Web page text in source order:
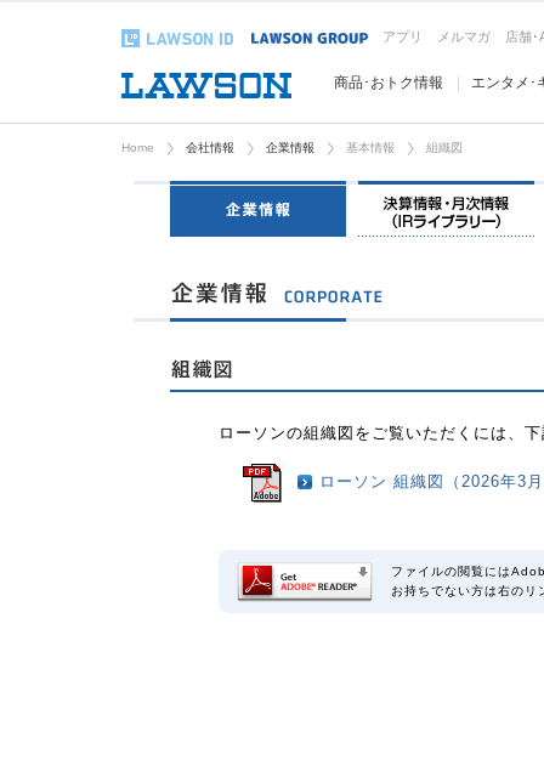
アプリ メルマガ 店舗･
商品･おトク情報 エンタメ･
Home 会社情報 企業情報 基本情報 組織図
企業情報
ローソンの組織図をご覧いただくには、
ローソン 組織図（2026年3
ファイルの閲覧には
お持ちでない方は右のリ